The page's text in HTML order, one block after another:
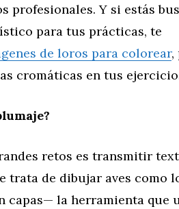
profesionales. Y si estás
para tus prácticas, te
de loros para colorear,
cromáticas en tus
retos es transmitir
trata de dibujar aves como
la herramienta que